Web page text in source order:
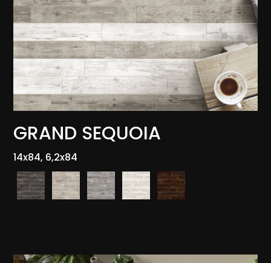
GRAND SEQUOIA
14x84, 6,2x84